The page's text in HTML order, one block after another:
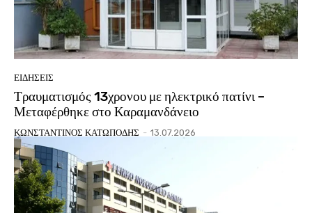
ΕΙΔΗΣΕΙΣ
Τραυματισμός 13χρονου με ηλεκτρικό πατίνι –
Μεταφέρθηκε στο Καραμανδάνειο
ΚΩΝΣΤΑΝΤΙΝΟΣ ΚΑΤΩΠΟΔΗΣ - 13.07.2026